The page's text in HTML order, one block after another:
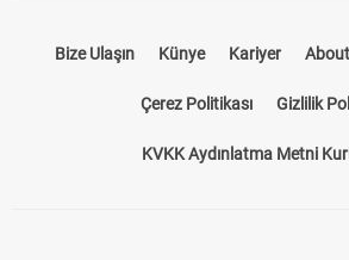
Bize Ulaşın Künye Kariyer
Çerez Politikası Gizlilik
KVKK Aydınlatma Metni